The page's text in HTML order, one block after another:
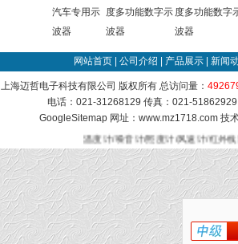
汽车专用示
波器
度多功能数字示
波器
度多功能数字
波器
网站首页 公司介绍 产品展示 新闻
上海迈哲电子科技有限公司 版权所有 总访问量：
电话：021-31268129 传真：021-
GoogleSitemap网址：www.mz1718.com 技
温度计/噪音计/照度计/风速计/红外